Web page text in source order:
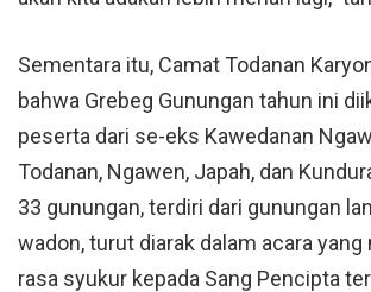
Sementara itu, Camat Todanan
bahwa Grebeg Gunungan tahun ini
peserta dari se-eks Kawedanan
Todanan, Ngawen, Japah, dan
33 gunungan, terdiri dari gunungan
wadon, turut diarak dalam acara
rasa syukur kepada Sang Pencipta